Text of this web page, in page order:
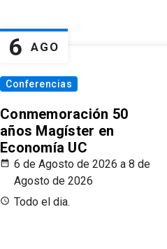
6 AGO
Conferencias
Conmemoración 50
años Magíster en
Economía UC
6 de Agosto de 2026 a 8 de
Agosto de 2026
Todo el dia.